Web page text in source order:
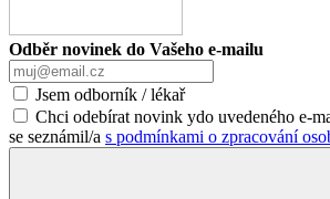
Odběr novinek do Vašeho e-mailu
Jsem odborník / lékař
Chci odebírat novink ydo uvedeného e-
se seznámil/a s podmínkami o zpracování